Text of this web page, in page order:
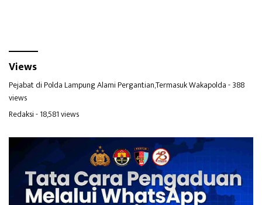
Views
Pejabat di Polda Lampung Alami Pergantian,Termasuk Wakapolda- 388
views
Redaksi- 18,581 views